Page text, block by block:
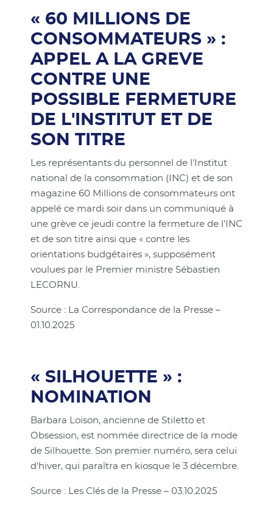
« 60 MILLIONS DE
CONSOMMATEURS » :
APPEL A LA GREVE
CONTRE UNE
POSSIBLE FERMETURE
DE L'INSTITUT ET DE
SON TITRE
Les représentants du personnel de l'Institut
national de la consommation (INC) et de son
magazine 60 Millions de consommateurs ont
appelé ce mardi soir dans un communiqué à
une grève ce jeudi contre la fermeture de l'INC
et de son titre ainsi que « contre les
orientations budgétaires », supposément
voulues par le Premier ministre Sébastien
LECORNU.
Source : La Correspondance de la Presse –
01.10.2025
« SILHOUETTE » :
NOMINATION
Barbara Loison, ancienne de Stiletto et
Obsession, est nommée directrice de la mode
de Silhouette. Son premier numéro, sera celui
d'hiver, qui paraîtra en kiosque le 3 décembre.
Source : Les Clés de la Presse – 03.10.2025